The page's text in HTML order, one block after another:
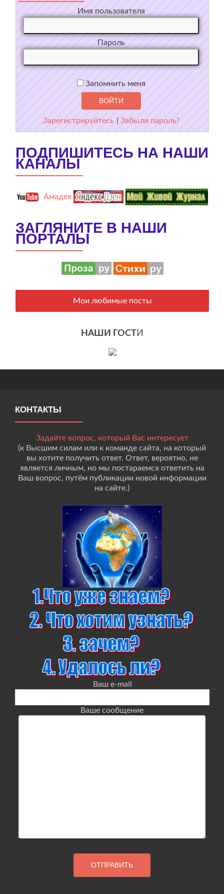
Имя пользователя
Пароль
Запомнить меня
Зарегистрируйтесь |Забыли пароль?
ПОДПИШИТЕСЬ НА НАШИ
КАНАЛЫ
Амадея
ЗАГЛЯНИТЕ В НАШИ
ПОРТАЛЫ
Мои любимые посты
НАШИ ГОСТИ
КОНТАКТЫ
Задайте вопрос, который Вас интересует
(к Высшим силам или к команде сайта, на который
вы хотите получить ответ. Ответ, вероятно, не
является личным, но мы постараемся ответить на
Ваш вопрос, путём публикации новой информации
на сайте.)
Ваш e-mail
Ваше сообщение